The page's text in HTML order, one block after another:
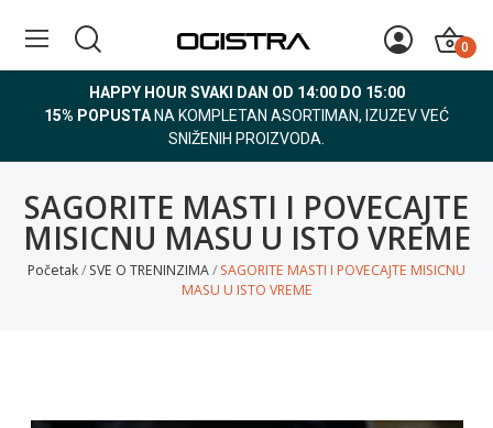
0
HAPPY HOUR SVAKI DAN OD 14:00 DO 15:00
15% POPUSTA NA KOMPLETAN ASORTIMAN, IZUZEV VEĆ
SNIŽENIH PROIZVODA.
SAGORITE MASTI I POVECAJTE
MISICNU MASU U ISTO VREME
Početak SVE O TRENINZIMA
SAGORITE MASTI I POVECAJTE MISICNU
MASU U ISTO VREME